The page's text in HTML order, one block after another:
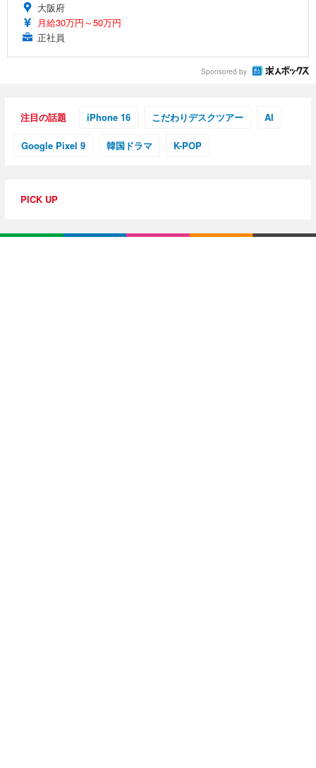
大阪府
月給30万円～50万円
正社員
Sponsored by
注目の話題 iPhone 16 こだわりデスクツアー AI
Google Pixel 9 韓国ドラマ K-POP
PICK UP